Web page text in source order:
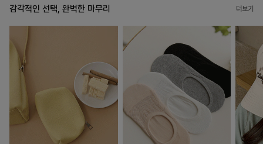
감각적인 선택, 완벽한 마무리 더보기